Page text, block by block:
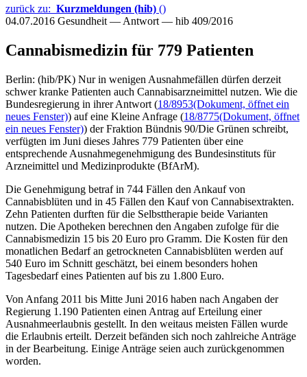
zurück zu: Kurzmeldungen (hib) ()
04.07.2016 Gesundheit — Antwort — hib 409/2016
Cannabismedizin für 779 Patienten
Berlin: (hib/PK) Nur in wenigen Ausnahmefällen dürfen derzeit
schwer kranke Patienten auch Cannabisarzneimittel nutzen. Wie die
Bundesregierung in ihrer Antwort (18/8953(Dokument, öffnet ein
neues Fenster)) auf eine Kleine Anfrage (18/8775(Dokument, öffnet
ein neues Fenster)) der Fraktion Bündnis 90/Die Grünen schreibt,
verfügten im Juni dieses Jahres 779 Patienten über eine
entsprechende Ausnahmegenehmigung des Bundesinstituts für
Arzneimittel und Medizinprodukte (BfArM).
Die Genehmigung betraf in 744 Fällen den Ankauf von
Cannabisblüten und in 45 Fällen den Kauf von Cannabisextrakten.
Zehn Patienten durften für die Selbsttherapie beide Varianten
nutzen. Die Apotheken berechnen den Angaben zufolge für die
Cannabismedizin 15 bis 20 Euro pro Gramm. Die Kosten für den
monatlichen Bedarf an getrockneten Cannabisblüten werden auf
540 Euro im Schnitt geschätzt, bei einem besonders hohen
Tagesbedarf eines Patienten auf bis zu 1.800 Euro.
Von Anfang 2011 bis Mitte Juni 2016 haben nach Angaben der
Regierung 1.190 Patienten einen Antrag auf Erteilung einer
Ausnahmeerlaubnis gestellt. In den weitaus meisten Fällen wurde
die Erlaubnis erteilt. Derzeit befänden sich noch zahlreiche Anträge
in der Bearbeitung. Einige Anträge seien auch zurückgenommen
worden.